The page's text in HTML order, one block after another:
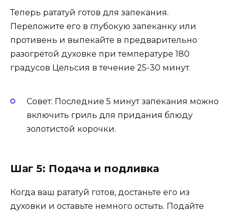
Теперь рататуй готов для запекания.
Переложите его в глубокую запеканку или
противень и выпекайте в предварительно
разогретой духовке при температуре 180
градусов Цельсия в течение 25-30 минут.
Совет: Последние 5 минут запекания можно
включить гриль для придания блюду
золотистой корочки.
Шаг 5: Подача и подливка
Когда ваш рататуй готов, достаньте его из
духовки и оставьте немного остыть. Подайте